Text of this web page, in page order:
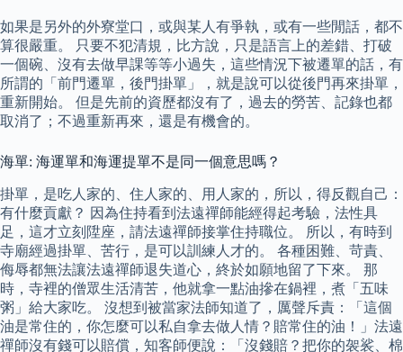
如果是另外的外寮堂口，或與某人有爭執，或有一些閒話，都不
算很嚴重。 只要不犯清規，比方說，只是語言上的差錯、打破
一個碗、沒有去做早課等等小過失，這些情況下被遷單的話，有
所謂的「前門遷單，後門掛單」，就是說可以從後門再來掛單，
重新開始。 但是先前的資歷都沒有了，過去的勞苦、記錄也都
取消了；不過重新再來，還是有機會的。
海單: 海運單和海運提單不是同一個意思嗎？
掛單，是吃人家的、住人家的、用人家的，所以，得反觀自己：
有什麼貢獻？ 因為住持看到法遠禪師能經得起考驗，法性具
足，這才立刻陞座，請法遠禪師接掌住持職位。 所以，有時到
寺廟經過掛單、苦行，是可以訓練人才的。 各種困難、苛責、
侮辱都無法讓法遠禪師退失道心，終於如願地留了下來。 那
時，寺裡的僧眾生活清苦，他就拿一點油摻在鍋裡，煮「五味
粥」給大家吃。 沒想到被當家法師知道了，厲聲斥責：「這個
油是常住的，你怎麼可以私自拿去做人情？賠常住的油！」法遠
禪師沒有錢可以賠償，知客師便說：「沒錢賠？把你的袈裟、棉